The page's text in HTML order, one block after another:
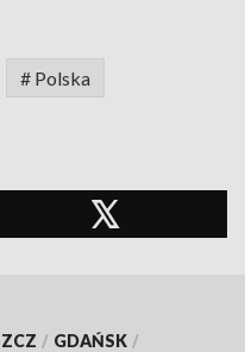
# Polska
/ GDAŃSK /